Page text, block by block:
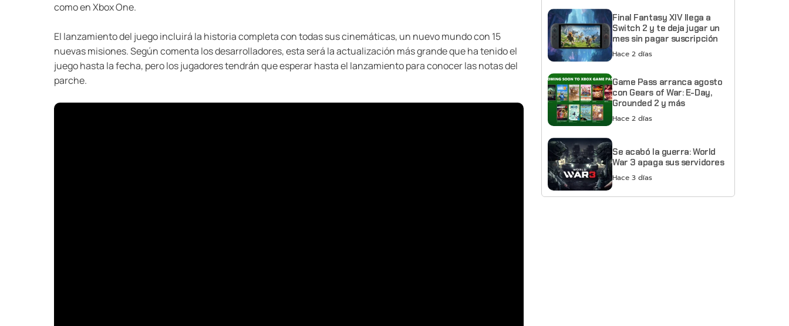
como en Xbox One.
El lanzamiento del juego incluirá la historia completa con todas sus cinemáticas, un nuevo mundo con 15
nuevas misiones. Según comenta los desarrolladores, esta será la actualización más grande que ha tenido el
juego hasta la fecha, pero los jugadores tendrán que esperar hasta el lanzamiento para conocer las notas del
parche.
Final Fantasy XIV llega a
Switch 2 y te deja jugar un
mes sin pagar suscripción
Hace 2 días
Game Pass arranca agosto
con Gears of War: E-Day,
Grounded 2 y más
Hace 2 días
Se acabó la guerra: World
War 3 apaga sus servidores
Hace 3 días